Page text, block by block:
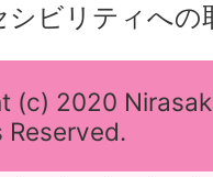
シビリティへの
(c) 2020
Reserved.